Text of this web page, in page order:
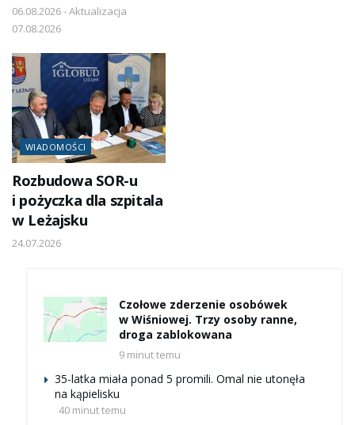
06.08.2026 - Aktualizacja
07.08.2026
WIADOMOŚCI
Rozbudowa SOR-u
i pożyczka dla szpitala
w Leżajsku
24.07.2026
Czołowe zderzenie osobówek
w Wiśniowej. Trzy osoby ranne,
droga zablokowana
9 minut temu
35-latka miała ponad 5 promili. Omal nie utonęła
na kąpielisku
40 minut temu